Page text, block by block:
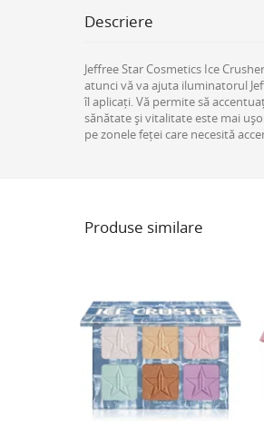
Descriere
Jeffree Star Cosmetics Ice
atunci vă va ajuta iluminatorul
îl aplicați. Vă permite să
sănătate și vitalitate este mai
pe zonele feței care necesită
Produse similare